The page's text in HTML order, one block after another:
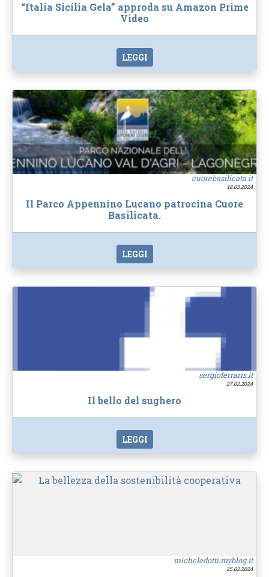
“Italia Sicilia Gela” approda su Amazon Prime
Video
LEGGI
cuorebasilicata.it
18.03.2024
Il Parco Appennino Lucano patrocina Cuore
Basilicata.
LEGGI
sergioferraris.it
27.02.2024
Il bello del sughero
LEGGI
micheledotti.myblog.it
25.02.2024